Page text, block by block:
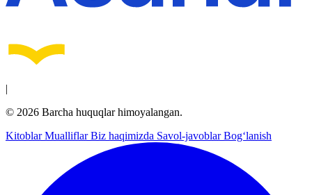
|
© 2026 Barcha huquqlar himoyalangan.
KitoblarMualliflarBiz haqimizda Savol-javoblarBog‘lanish